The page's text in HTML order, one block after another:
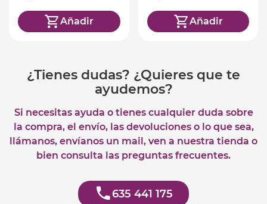
Añadir Añadir
¿Tienes dudas? ¿Quieres que te
ayudemos?
Si necesitas ayuda o tienes cualquier duda sobre
la compra, el envío, las devoluciones o lo que sea,
llámanos, envíanos un mail, ven a nuestra tienda o
bien consulta las preguntas frecuentes.
635 441 175